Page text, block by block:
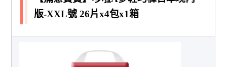
版-XXL號 26片x4包x1箱